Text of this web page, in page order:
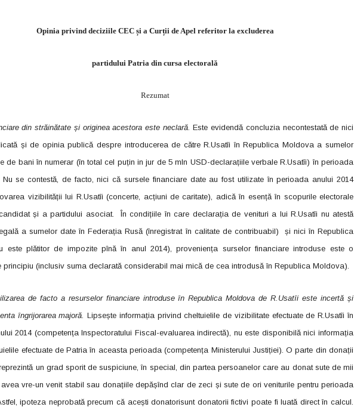
Opinia privind deciziile CEC și a Curții de Apel referitor la excluderea
partidului Patria din cursa electorală
Rezumat
din străinătate și originea acestora este neclară. Este evidendă concluzia necontestată de nici
și de opinia publică despre introducerea de către R.Usatîi în Republica Moldova a sumelor
de bani în numerar (în total cel puțin in jur de 5 mln USD-declarațiile verbale R.Usatîi) în perioada
Nu se contestă, de facto, nici că sursele financiare date au fost utilizate în perioada anului 2014
vizibilității lui R.Usatîi (concerte, acțiuni de caritate), adică în esență în scopurile electorale
și a partidului asociat. În condițiile în care declarația de venituri a lui R.Usatîi nu atestă
a sumelor date în Federația Rusă (înregistrat în calitate de contribuabil) și nici în Republica
este plătitor de impozite pînă în anul 2014), proveniența surselor financiare introduse este o
principiu (inclusiv suma declarată considerabil mai mică de cea introdusă în Republica Moldova).
de facto a resurselor financiare introduse în Republica Moldova de R.Usatîi este incertă și
îngrijorarea majoră. Lipsește informația privind cheltuielile de vizibilitate efectuate de R.Usatîi în
2014 (competența Inspectoratului Fiscal-evaluarea indirectă), nu este disponibilă nici informația
efectuate de Patria în aceasta perioada (competența Ministerului Justiției). O parte din donații
un grad sporit de suspiciune, în special, din partea persoanelor care au donat sute de mii
vre-un venit stabil sau donațiile depășînd clar de zeci și sute de ori veniturile pentru perioada
ipoteza neprobată precum că acești donatorisunt donatorii fictivi poate fi luată direct în calcul.